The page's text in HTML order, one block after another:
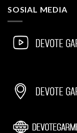
SOSIAL MEDIA